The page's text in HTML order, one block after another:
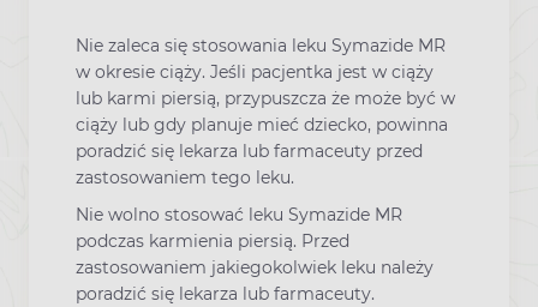
Nie zaleca się stosowania leku Symazide MR
w okresie ciąży. Jeśli pacjentka jest w ciąży
lub karmi piersią, przypuszcza że może być w
ciąży lub gdy planuje mieć dziecko, powinna
poradzić się lekarza lub farmaceuty przed
zastosowaniem tego leku.
Nie wolno stosować leku Symazide MR
podczas karmienia piersią. Przed
zastosowaniem jakiegokolwiek leku należy
poradzić się lekarza lub farmaceuty.